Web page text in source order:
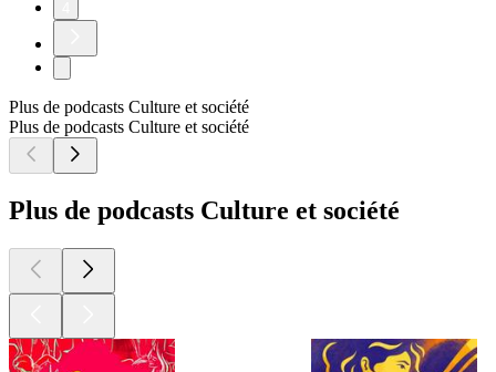
Plus de podcasts Culture et société
Plus de podcasts Culture et société
Plus de podcasts Culture et société